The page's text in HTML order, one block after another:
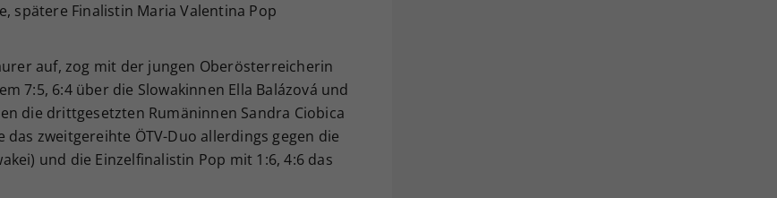
spätere Finalistin Maria Valentina Pop
auf, zog mit der jungen Oberösterreicherin
7:5, 6:4 über die Slowakinnen Ella Balázová und
die drittgesetzten Rumäninnen Sandra Ciobica
zweitgereihte ÖTV-Duo allerdings gegen die
und die Einzelfinalistin Pop mit 1:6, 4:6 das